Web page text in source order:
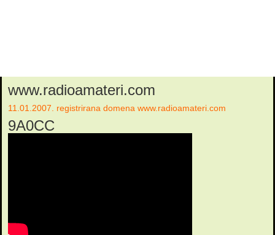
www.radioamateri.com
11.01.2007. registrirana domena www.radioamateri.com
9A0CC